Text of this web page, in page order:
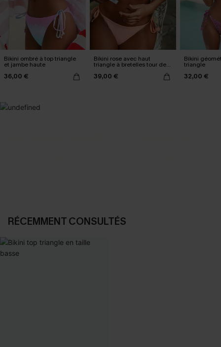
Bikini ombré à top triangle
et jambe haute
36,00 €
Bikini rose avec haut
triangle à bretelles tour de
39,00 €
Bikini
triangle
32,00 €
RÉCEMMENT CONSULTÉS